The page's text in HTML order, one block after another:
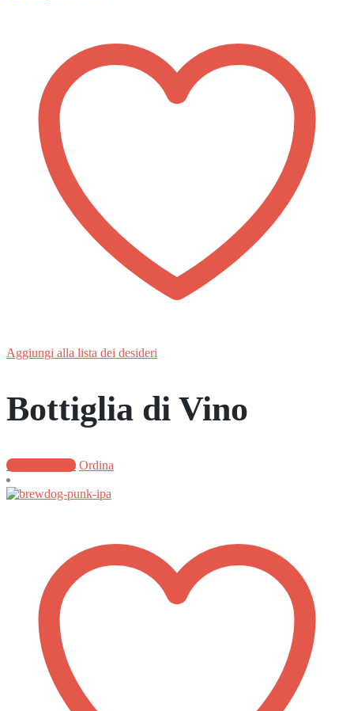
Aggiungi alla lista dei desideri
Bottiglia di Vino
Select options Ordina